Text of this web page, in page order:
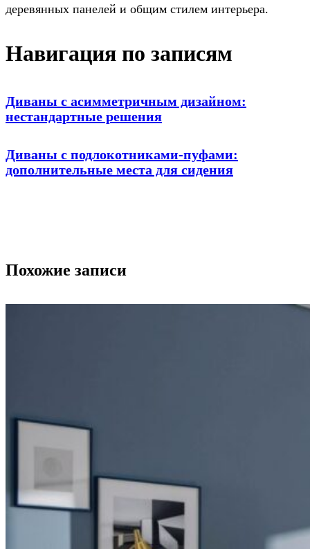
деревянных панелей и общим стилем интерьера.
Навигация по записям
Диваны с асимметричным дизайном:
нестандартные решения
Диваны с подлокотниками-пуфами:
дополнительные места для сидения
Похожие записи